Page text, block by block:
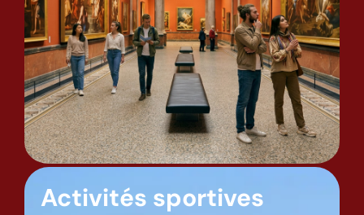
Activités sportives